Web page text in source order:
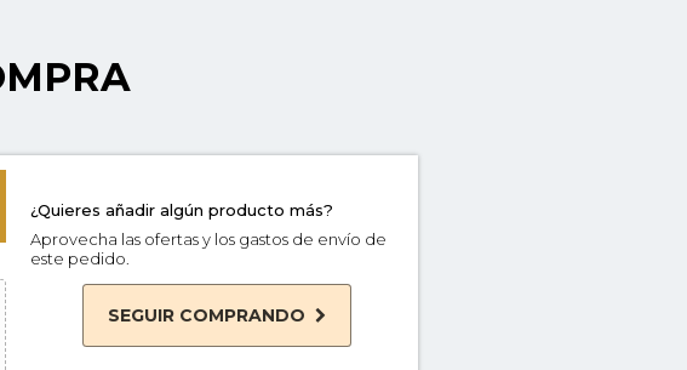
¿Quieres añadir algún producto más?
Aprovecha las ofertas y los gastos de envío de
este pedido.
SEGUIR COMPRANDO